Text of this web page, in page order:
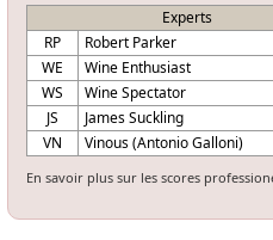
Experts
RP
Robert Parker
WE
Wine Enthusiast
WS
Wine Spectator
JS
James Suckling
VN
Vinous (Antonio Galloni)
En savoir plus sur les scores